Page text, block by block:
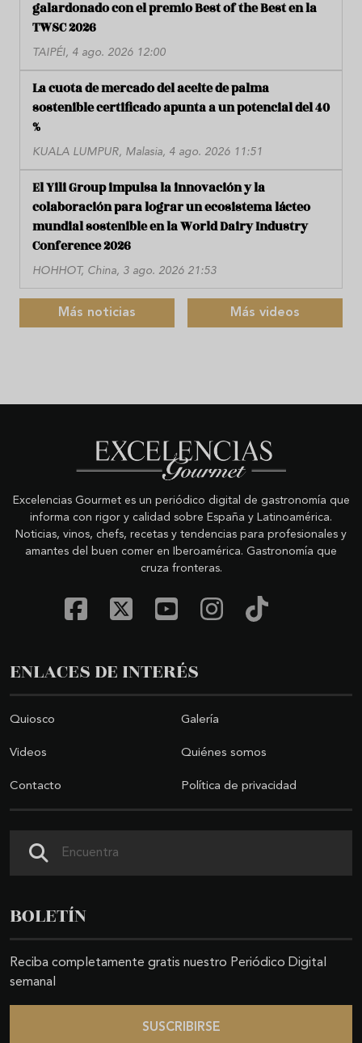
galardonado con el premio Best of the Best en la
TWSC 2026
TAIPÉI, 4 ago. 2026 12:00
La cuota de mercado del aceite de palma
sostenible certificado apunta a un potencial del 40
%
KUALA LUMPUR, Malasia, 4 ago. 2026 11:51
El Yili Group impulsa la innovación y la
colaboración para lograr un ecosistema lácteo
mundial sostenible en la World Dairy Industry
Conference 2026
HOHHOT, China, 3 ago. 2026 21:53
Más noticias Más videos
Excelencias Gourmet es un periódico digital de gastronomía que
informa con rigor y calidad sobre España y Latinoamérica.
Noticias, vinos, chefs, recetas y tendencias para profesionales y
amantes del buen comer en Iberoamérica. Gastronomía que
cruza fronteras.
ENLACES DE INTERÉS
Quiosco Galería
Videos Quiénes somos
Contacto Política de privacidad
BOLETÍN
Reciba completamente gratis nuestro Periódico Digital
semanal
SUSCRIBIRSE